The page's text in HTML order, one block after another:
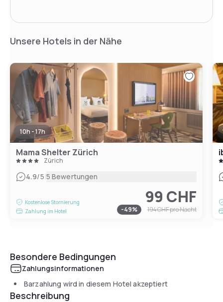
Unsere Hotels in der Nähe
10h - 17h
Mama Shelter Zürich
Zürich
4.9/5|5 Bewertungen
Kostenlose Stornierung
Zahlung im Hotel
99 CHF
-49% 194 CHFpro Nacht
Besondere Bedingungen
Zahlungsinformationen
Barzahlung wird in diesem Hotel akzeptiert
Beschreibung